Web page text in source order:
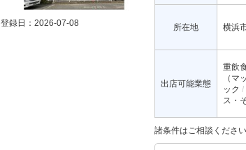
登録日：2026-07-08 所在地 横浜
出店可能業態
重飲
（マ
ック
ス・
諸条件はご相談ください